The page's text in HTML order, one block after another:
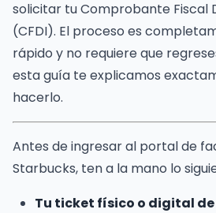
solicitar tu Comprobante Fiscal
(CFDI). El proceso es
rápido y no requiere que
esta guía te explicamos
hacerlo.
Antes de ingresar al portal de
Starbucks, ten a la mano lo
Tu ticket físico o digital